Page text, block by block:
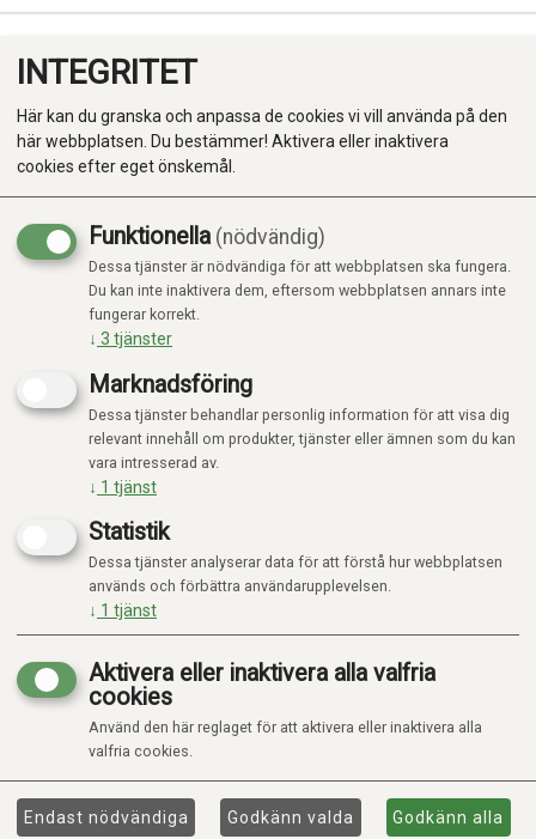
Produkter
Kategorier
Kampanj
INTEGRITET
Här kan du granska och anpassa de cookies vi vill använda på den
här webbplatsen. Du bestämmer! Aktivera eller inaktivera
cookies efter eget önskemål.
Funktionella (nödvändig)
Dessa tjänster är nödvändiga för att webbplatsen ska fungera.
Du kan inte inaktivera dem, eftersom webbplatsen annars inte
fungerar korrekt.
↓ 3 tjänster
Marknadsföring
Dessa tjänster behandlar personlig information för att visa dig
relevant innehåll om produkter, tjänster eller ämnen som du kan
vara intresserad av.
↓ 1 tjänst
Statistik
Dessa tjänster analyserar data för att förstå hur webbplatsen
används och förbättra användarupplevelsen.
↓ 1 tjänst
Aktivera eller inaktivera alla valfria
cookies
Använd den här reglaget för att aktivera eller inaktivera alla
valfria cookies.
Endast nödvändiga Godkänn valda Godkänn alla